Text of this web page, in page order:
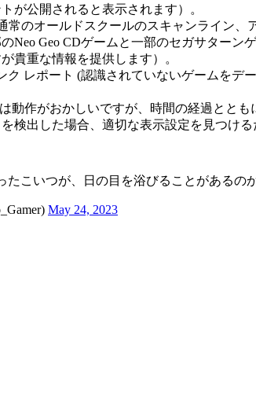
が公開されると表示されます）。
のオールドスクールのスキャンライン、
Neo Geo CDゲームと一部のセガサターンゲ
貴重な情報を提供します）。
ク レポート (認識されていないゲームを
動作がおかしいですが、時間の経過ととも
検出した場合、適切な表示設定を見つけ
たこいつが、日の目を浴びることがあるの
May 24, 2023